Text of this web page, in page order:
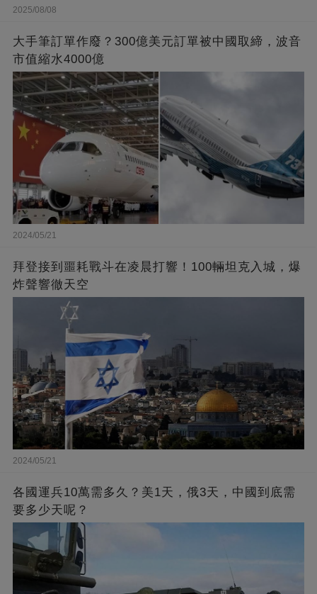
2025/08/08
大手筆訂單作廢？300億美元訂單被中國取締，波音
市值縮水4000億
2024/05/21
拜登接到噩耗戰斗在凌晨打響！100輛坦克入城，爆
炸聲響徹天空
2024/05/21
各國運兵10萬需多久？美1天，俄3天，中國到底需
要多少天呢？